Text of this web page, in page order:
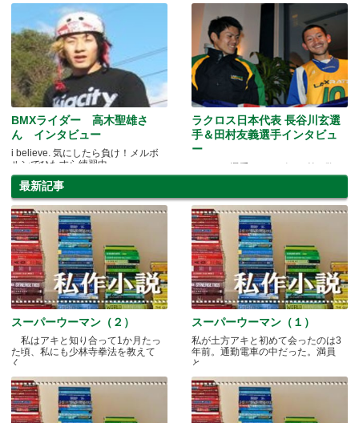
BMXライダー 高木聖雄さ
ん インタビュー
i believe. 気にしたら負け！メルボ
ルンでひたすら練習中
ラクロス日本代表 長谷川玄選
手＆田村友義選手インタビュ
ー
最新記事
スーパーウーマン（２）
私はアキと知り合って1か月たっ
た頃、私にも少林寺拳法を教えて
く.....
スーパーウーマン（１）
私が土方アキと初めて会ったのは3
年前。通勤電車の中だった。満員
と.....